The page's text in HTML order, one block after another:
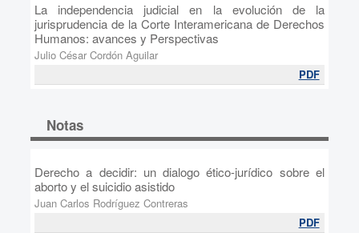
La independencia judicial en la evolución de la
jurisprudencia de la Corte Interamericana de Derechos
Humanos: avances y Perspectivas
Julio César Cordón Aguilar
PDF
Notas
Derecho a decidir: un dialogo ético-jurídico sobre el
aborto y el suicidio asistido
Juan Carlos Rodríguez Contreras
PDF